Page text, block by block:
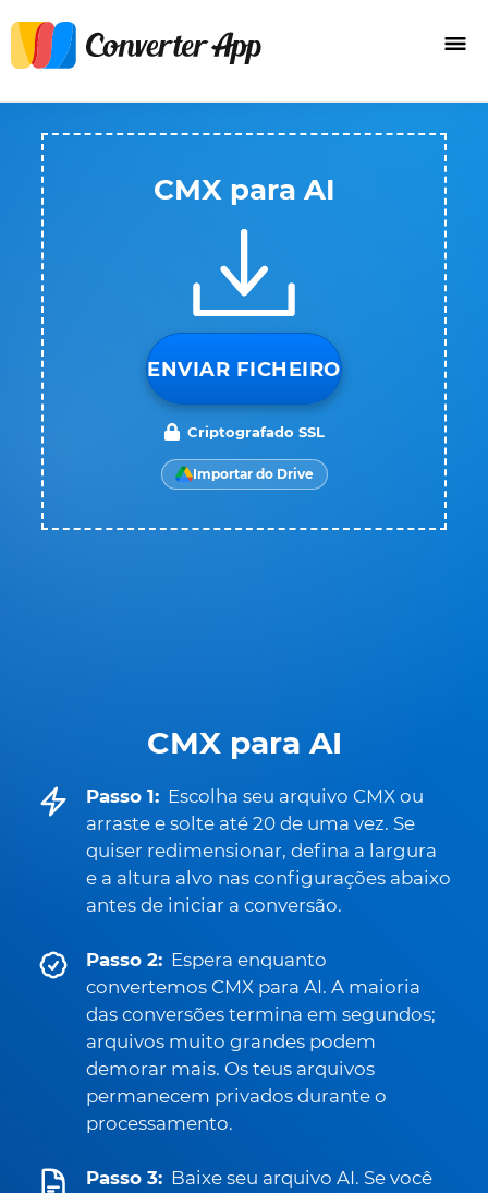
CMX para AI
Passo 1: Escolha seu arquivo CMX ou
arraste e solte até 20 de uma vez. Se
quiser redimensionar, defina a largura
e a altura alvo nas configurações abaixo
antes de iniciar a conversão.
Passo 2: Espera enquanto
convertemos CMX para AI. A maioria
das conversões termina em segundos;
arquivos muito grandes podem
demorar mais. Os teus arquivos
permanecem privados durante o
processamento.
Passo 3: Baixe seu arquivo AI. Se você
CMX para AI
ENVIAR FICHEIRO
Criptografado SSL
Importar do Drive